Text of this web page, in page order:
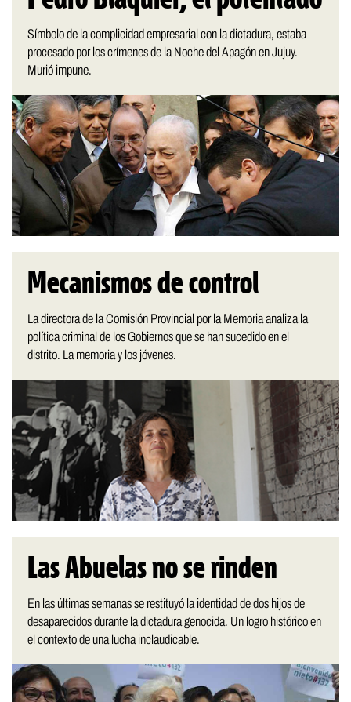
Símbolo de la complicidad empresarial con la dictadura, estaba
procesado por los crímenes de la Noche del Apagón en Jujuy.
Murió impune.
Mecanismos de control
La directora de la Comisión Provincial por la Memoria analiza la
política criminal de los Gobiernos que se han sucedido en el
distrito. La memoria y los jóvenes.
Las Abuelas no se rinden
En las últimas semanas se restituyó la identidad de dos hijos de
desaparecidos durante la dictadura genocida. Un logro histórico en
el contexto de una lucha inclaudicable.